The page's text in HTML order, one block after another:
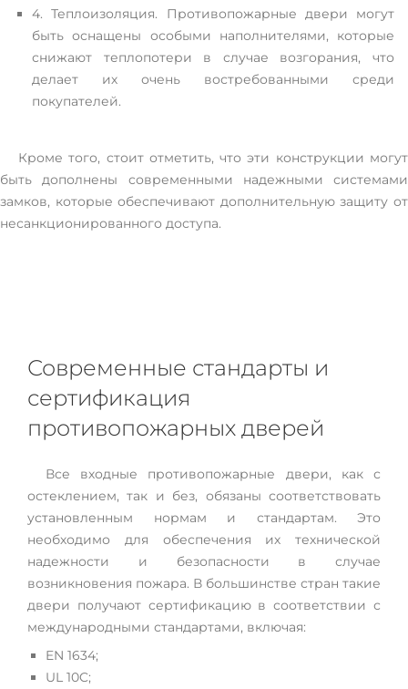
4. Теплоизоляция. Противопожарные двери могут
быть оснащены особыми наполнителями, которые
снижают теплопотери в случае возгорания, что
делает их очень востребованными среди
покупателей.
Кроме того, стоит отметить, что эти конструкции могут
быть дополнены современными надежными системами
замков, которые обеспечивают дополнительную защиту от
несанкционированного доступа.
Современные стандарты и
сертификация
противопожарных дверей
Все входные противопожарные двери, как с
остеклением, так и без, обязаны соответствовать
установленным нормам и стандартам. Это
необходимо для обеспечения их технической
надежности и безопасности в случае
возникновения пожара. В большинстве стран такие
двери получают сертификацию в соответствии с
международными стандартами, включая:
EN 1634;
UL 10C;